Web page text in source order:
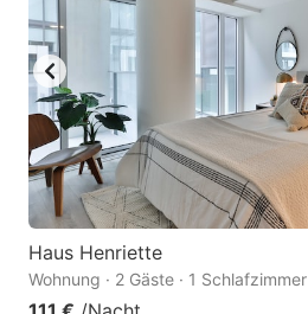
Haus Henriette
Wohnung · 2 Gäste · 1 Schlafzimmer